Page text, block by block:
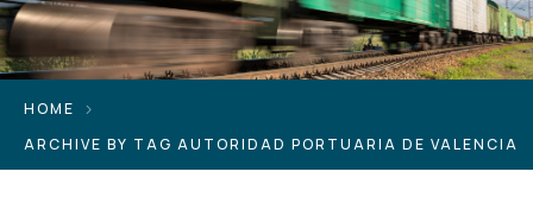
HOME
ARCHIVE BY TAG AUTORIDAD PORTUARIA DE VALENCIA